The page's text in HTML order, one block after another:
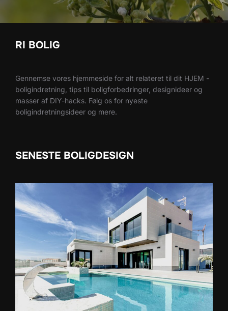
RI BOLIG
Gennemse vores hjemmeside for alt relateret til dit HJEM -
boligindretning, tips til boligforbedringer, designideer og
masser af DIY-hacks. Følg os for nyeste
boligindretningsideer og mere.
SENESTE BOLIGDESIGN